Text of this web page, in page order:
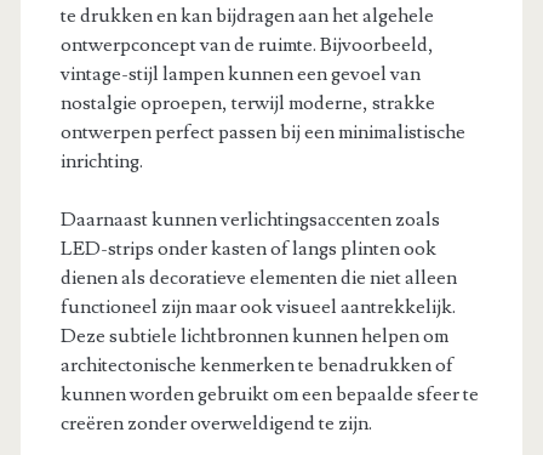
te drukken en kan bijdragen aan het algehele
ontwerpconcept van de ruimte. Bijvoorbeeld,
vintage-stijl lampen kunnen een gevoel van
nostalgie oproepen, terwijl moderne, strakke
ontwerpen perfect passen bij een minimalistische
inrichting.
Daarnaast kunnen verlichtingsaccenten zoals
LED-strips onder kasten of langs plinten ook
dienen als decoratieve elementen die niet alleen
functioneel zijn maar ook visueel aantrekkelijk.
Deze subtiele lichtbronnen kunnen helpen om
architectonische kenmerken te benadrukken of
kunnen worden gebruikt om een bepaalde sfeer te
creëren zonder overweldigend te zijn.